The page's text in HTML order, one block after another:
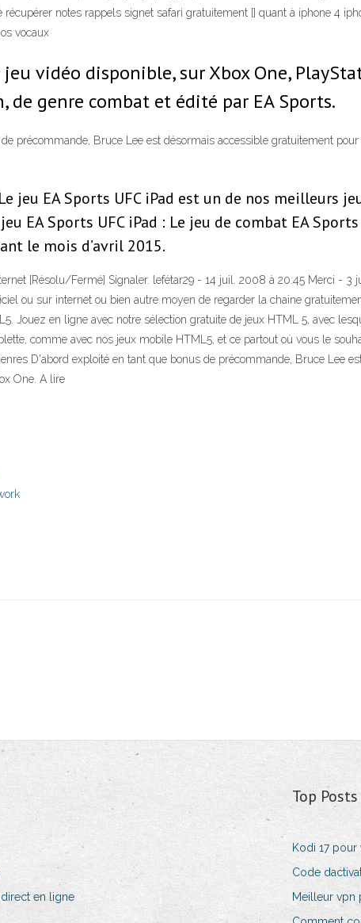
notes rappels signet safari gratuitement [] quant à iphone 4
vocaux
jeu vidéo disponible, sur Xbox One,
de genre combat et édité par EA Sports.
précommande, Bruce Lee est désormais accessible gratuitement
jeu EA Sports UFC iPad est un de nos
EA Sports UFC iPad : Le jeu de combat EA
le mois d’avril 2015.
[Résolu/Fermé] Signaler. lefétar29 - 14 juil. 2008 à 20:45 Merci - 3
ou sur internet ou bien autre moyen de regarder la chaine
Jouez en ligne avec notre sélection gratuite de jeux HTML 5, avec
comme avec nos jeux mobile HTML5, et ce partout où vous le
D'abord exploité en tant que bonus de précommande, Bruce Lee
One. A lire
en ligne
Top Posts
Kodi 17
Code
Meilleur